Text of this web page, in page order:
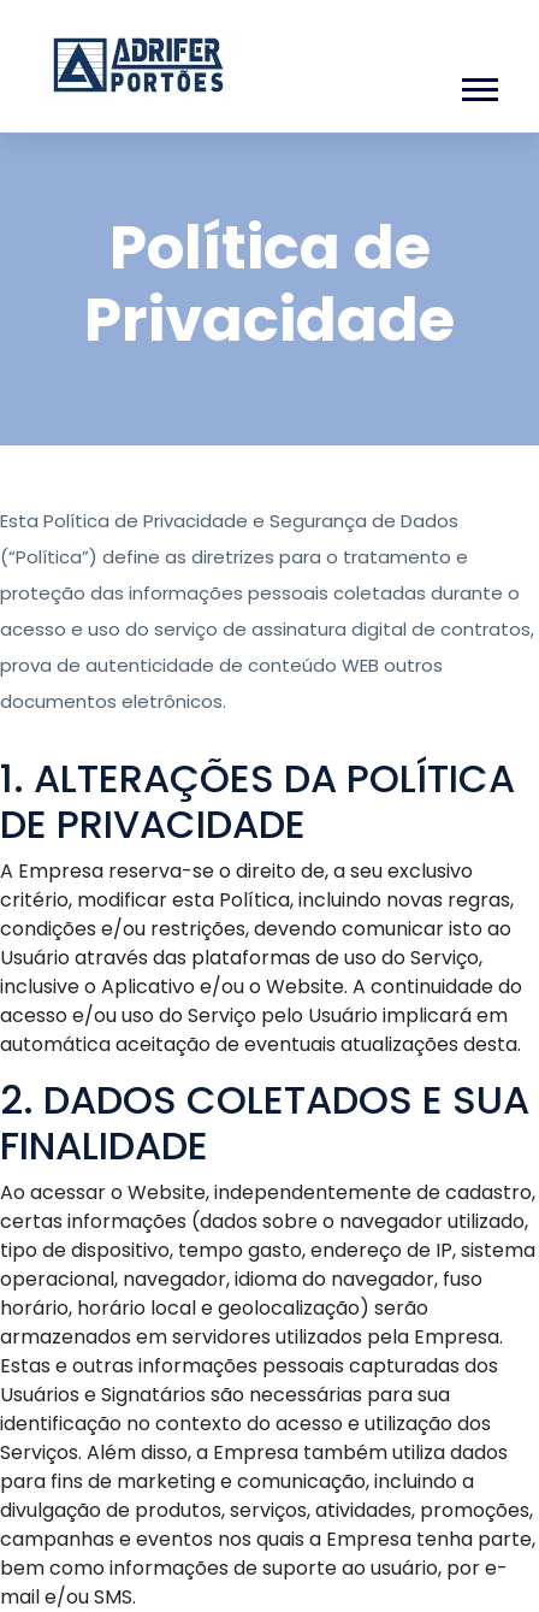
Política de
Privacidade
Esta Política de Privacidade e Segurança de Dados
(“Política”) define as diretrizes para o tratamento e
proteção das informações pessoais coletadas durante o
acesso e uso do serviço de assinatura digital de contratos,
prova de autenticidade de conteúdo WEB outros
documentos eletrônicos.
1. ALTERAÇÕES DA POLÍTICA
DE PRIVACIDADE
A Empresa reserva-se o direito de, a seu exclusivo
critério, modificar esta Política, incluindo novas regras,
condições e/ou restrições, devendo comunicar isto ao
Usuário através das plataformas de uso do Serviço,
inclusive o Aplicativo e/ou o Website. A continuidade do
acesso e/ou uso do Serviço pelo Usuário implicará em
automática aceitação de eventuais atualizações desta.
2. DADOS COLETADOS E SUA
FINALIDADE
Ao acessar o Website, independentemente de cadastro,
certas informações (dados sobre o navegador utilizado,
tipo de dispositivo, tempo gasto, endereço de IP, sistema
operacional, navegador, idioma do navegador, fuso
horário, horário local e geolocalização) serão
armazenados em servidores utilizados pela Empresa.
Estas e outras informações pessoais capturadas dos
Usuários e Signatários são necessárias para sua
identificação no contexto do acesso e utilização dos
Serviços. Além disso, a Empresa também utiliza dados
para fins de marketing e comunicação, incluindo a
divulgação de produtos, serviços, atividades, promoções,
campanhas e eventos nos quais a Empresa tenha parte,
bem como informações de suporte ao usuário, por e-
mail e/ou SMS.